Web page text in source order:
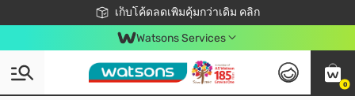
เก็บโค้ดลดเพิ่มคุ้มกว่าเดิม คลิก
ชอปออนไลน์ครั้งแรก ลดเพิ่มจุก ๆ 10%! 🎉
📦ส่งฟรี! เมื่อชอป 499฿
สมาชิกวัตสัน คลับดียังไง?
Watsons Services
0